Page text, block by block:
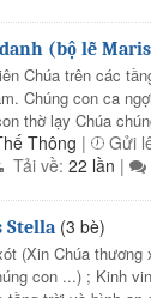
(bộ lễ
Chúa trên các
Chúng con ca
thờ lạy Chúa
Thông | Gửi
Tải về: 22 lần |
Stella (3 bè)
(Xin Chúa
con ...) ; Kinh